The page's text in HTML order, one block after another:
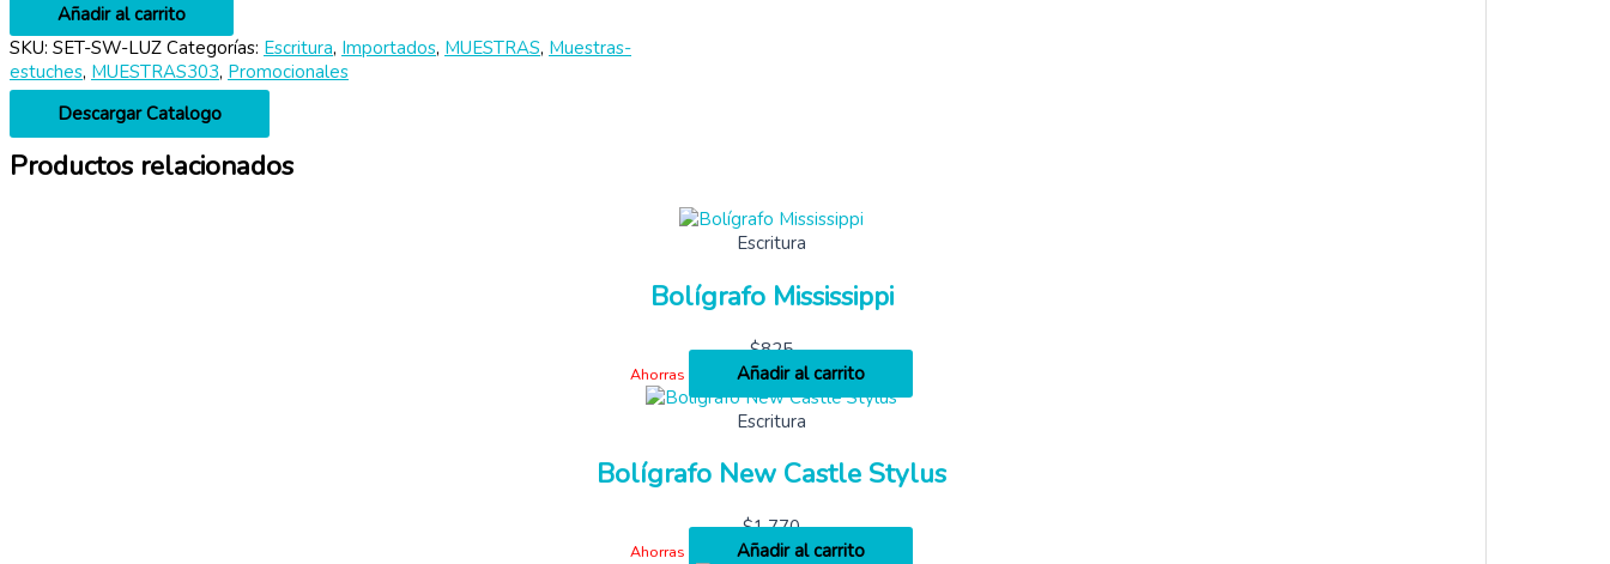
Añadir al carrito
SKU: SET-SW-LUZ Categorías: Escritura, Importados, MUESTRAS, Muestras-
estuches, MUESTRAS303, Promocionales
Descargar Catalogo
Productos relacionados
Escritura
Bolígrafo Mississippi
$825
Ahorras
Añadir al carrito
Escritura
Bolígrafo New Castle Stylus
$1,770
Ahorras
Añadir al carrito